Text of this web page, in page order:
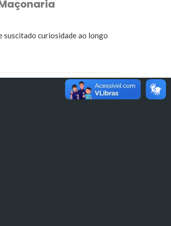
suscitado curiosidade ao longo